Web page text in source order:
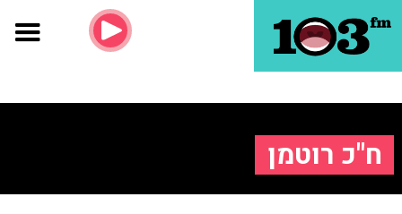
ח"כ רוטמן